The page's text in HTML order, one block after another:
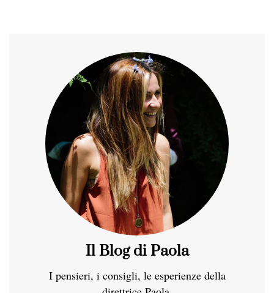
Il Blog di Paola
I pensieri, i consigli, le esperienze della